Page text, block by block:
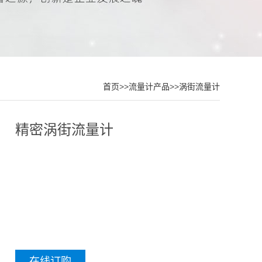
首页>>流量计产品>>涡街流量计
精密涡街流量计